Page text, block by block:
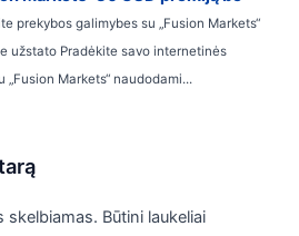
prekybos galimybes su „Fusion Markets“
užstato Pradėkite savo internetinės
„Fusion Markets“ naudodami...
skelbiamas. Būtini laukeliai